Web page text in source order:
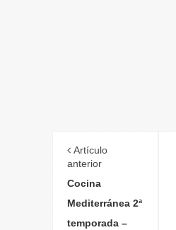
Artículo
anterior
Cocina
Mediterránea 2ª
temporada –